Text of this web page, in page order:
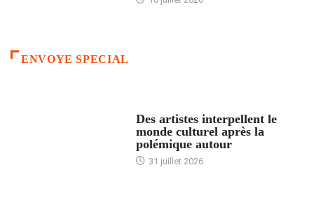
ENVOYE SPECIAL
Des artistes interpellent le
monde culturel après la
polémique autour
31 juillet 2026